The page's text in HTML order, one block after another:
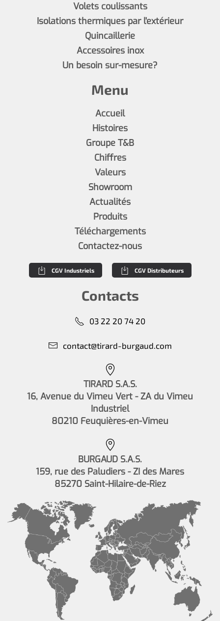
Volets coulissants
Isolations thermiques par l'extérieur
Quincaillerie
Accessoires inox
Un besoin sur-mesure?
Menu
Accueil
Histoires
Groupe T&B
Chiffres
Valeurs
Showroom
Actualités
Produits
Téléchargements
Contactez-nous
CGV Industriels CGV Distributeurs
Contacts
03 22 20 74 20
contact@tirard-burgaud.com
TIRARD S.A.S.
16, Avenue du Vimeu Vert - ZA du Vimeu
Industriel
80210 Feuquières-en-Vimeu
BURGAUD S.A.S.
159, rue des Paludiers - ZI des Mares
85270 Saint-Hilaire-de-Riez